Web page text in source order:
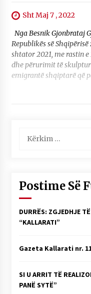
Sht Maj 7 , 2022
Nga Besnik Gjonbrataj
Republikës së
shtator 2021, me rastin
dhe përurimit të
emigrantë shqiptarë që
për:
Postime Së
DURRËS: ZGJEDHJE
“KALLARATI”
Gazeta Kallarati nr.
SI U ARRIT TË
PANË SYTË”